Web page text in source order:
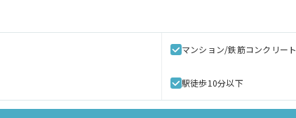
マンション/鉄筋コンクリート
駅徒歩10分以下